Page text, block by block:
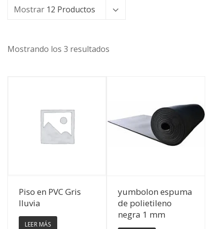
Mostrar 12 Productos
Mostrando los 3 resultados
Ver Detalles
Piso en PVC Gris
lluvia
LEER MÁS
Ver Detalles
yumbolon espuma
de polietileno
negra 1 mm